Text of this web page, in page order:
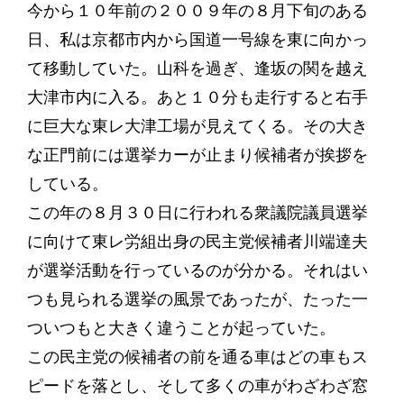
今から１０年前の２００９年の８月下旬のある
日、私は京都市内から国道一号線を東に向かっ
て移動していた。山科を過ぎ、逢坂の関を越え
大津市内に入る。あと１０分も走行すると右手
に巨大な東レ大津工場が見えてくる。その大き
な正門前には選挙カーが止まり候補者が挨拶を
している。
この年の８月３０日に行われる衆議院議員選挙
に向けて東レ労組出身の民主党候補者川端達夫
が選挙活動を行っているのが分かる。それはい
つも見られる選挙の風景であったが、たった一
ついつもと大きく違うことが起っていた。
この民主党の候補者の前を通る車はどの車もス
ピードを落とし、そして多くの車がわざわざ窓